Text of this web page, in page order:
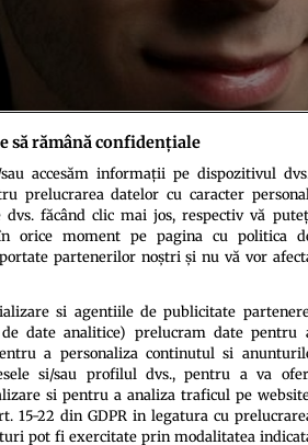
Politica de confidenţialitatePolitica
să rămână confidențiale
accesăm informații pe dispozitivul
prelucrarea datelor cu caracter
făcând clic mai jos, respectiv vă
orice moment pe pagina cu politica
partenerilor noștri și nu vă vor
si agentiile de publicitate
date analitice) prelucram date pentru
a personaliza continutul si
si/sau profilul dvs., pentru a va
si pentru a analiza traficul pe
15-22 din GDPR in legatura cu
pot fi exercitate prin modalitatea